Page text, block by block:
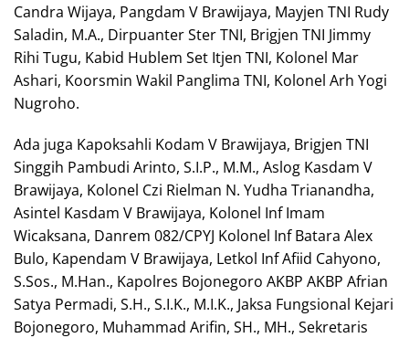
Candra Wijaya, Pangdam V Brawijaya, Mayjen TNI Rudy
Saladin, M.A., Dirpuanter Ster TNI, Brigjen TNI Jimmy
Rihi Tugu, Kabid Hublem Set Itjen TNI, Kolonel Mar
Ashari, Koorsmin Wakil Panglima TNI, Kolonel Arh Yogi
Nugroho.
Ada juga Kapoksahli Kodam V Brawijaya, Brigjen TNI
Singgih Pambudi Arinto, S.I.P., M.M., Aslog Kasdam V
Brawijaya, Kolonel Czi Rielman N. Yudha Trianandha,
Asintel Kasdam V Brawijaya, Kolonel Inf Imam
Wicaksana, Danrem 082/CPYJ Kolonel Inf Batara Alex
Bulo, Kapendam V Brawijaya, Letkol Inf Afiid Cahyono,
S.Sos., M.Han., Kapolres Bojonegoro AKBP AKBP Afrian
Satya Permadi, S.H., S.I.K., M.I.K., Jaksa Fungsional Kejari
Bojonegoro, Muhammad Arifin, SH., MH., Sekretaris